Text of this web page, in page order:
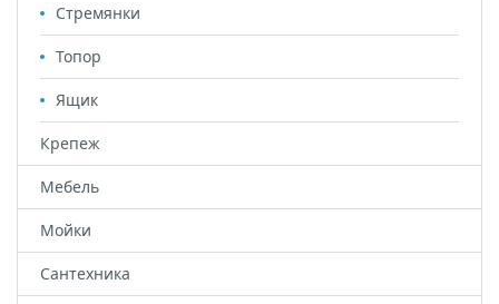
Стремянки
Топор
Ящик
Крепеж
Мебель
Мойки
Сантехника